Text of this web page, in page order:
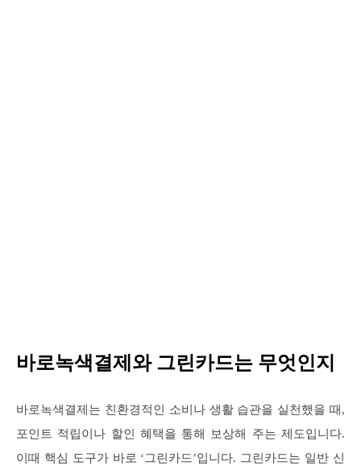
바로녹색결제와 그린카드는 무엇인지
바로녹색결제는 친환경적인 소비나 생활 습관을 실천했을 때,
포인트 적립이나 할인 혜택을 통해 보상해 주는 제도입니다.
이때 핵심 도구가 바로 ‘그린카드’입니다. 그린카드는 일반 신